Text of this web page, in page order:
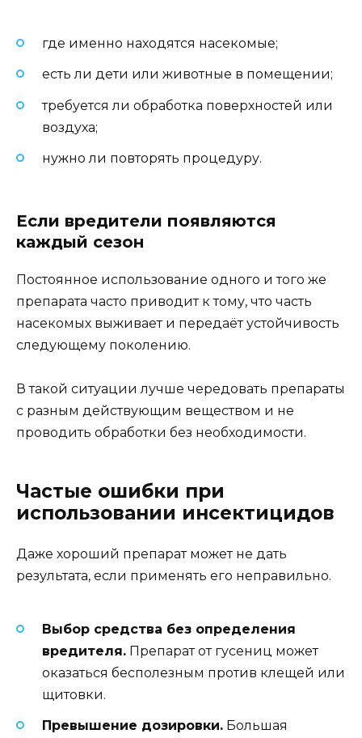
где именно находятся насекомые;
есть ли дети или животные в помещении;
требуется ли обработка поверхностей или
воздуха;
нужно ли повторять процедуру.
Если вредители появляются
каждый сезон
Постоянное использование одного и того же
препарата часто приводит к тому, что часть
насекомых выживает и передаёт устойчивость
следующему поколению.
В такой ситуации лучше чередовать препараты
с разным действующим веществом и не
проводить обработки без необходимости.
Частые ошибки при
использовании инсектицидов
Даже хороший препарат может не дать
результата, если применять его неправильно.
Выбор средства без определения
вредителя. Препарат от гусениц может
оказаться бесполезным против клещей или
щитовки.
Превышение дозировки. Большая